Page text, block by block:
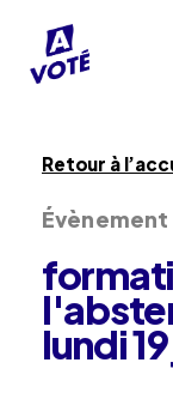
Retour à
Évènement
lundi